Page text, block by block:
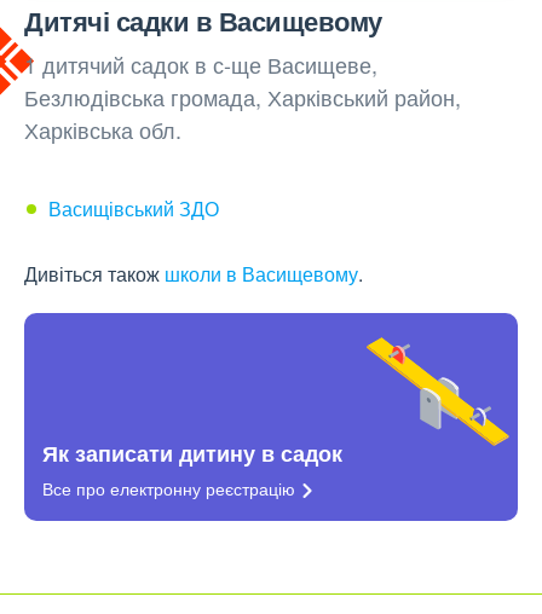
Дитячі садки в Васищевому
1 дитячий садок в с-ще Васищеве,
Безлюдівська громада, Харківський район,
Харківська обл.
Васищівський ЗДО
Дивіться також школи в Васищевому.
Як записати дитину в садок
Все про електронну реєстрацію